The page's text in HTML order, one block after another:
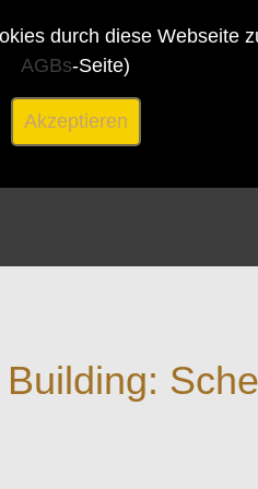
durch diese Webseite
AGBs-Seite)
Akzeptieren